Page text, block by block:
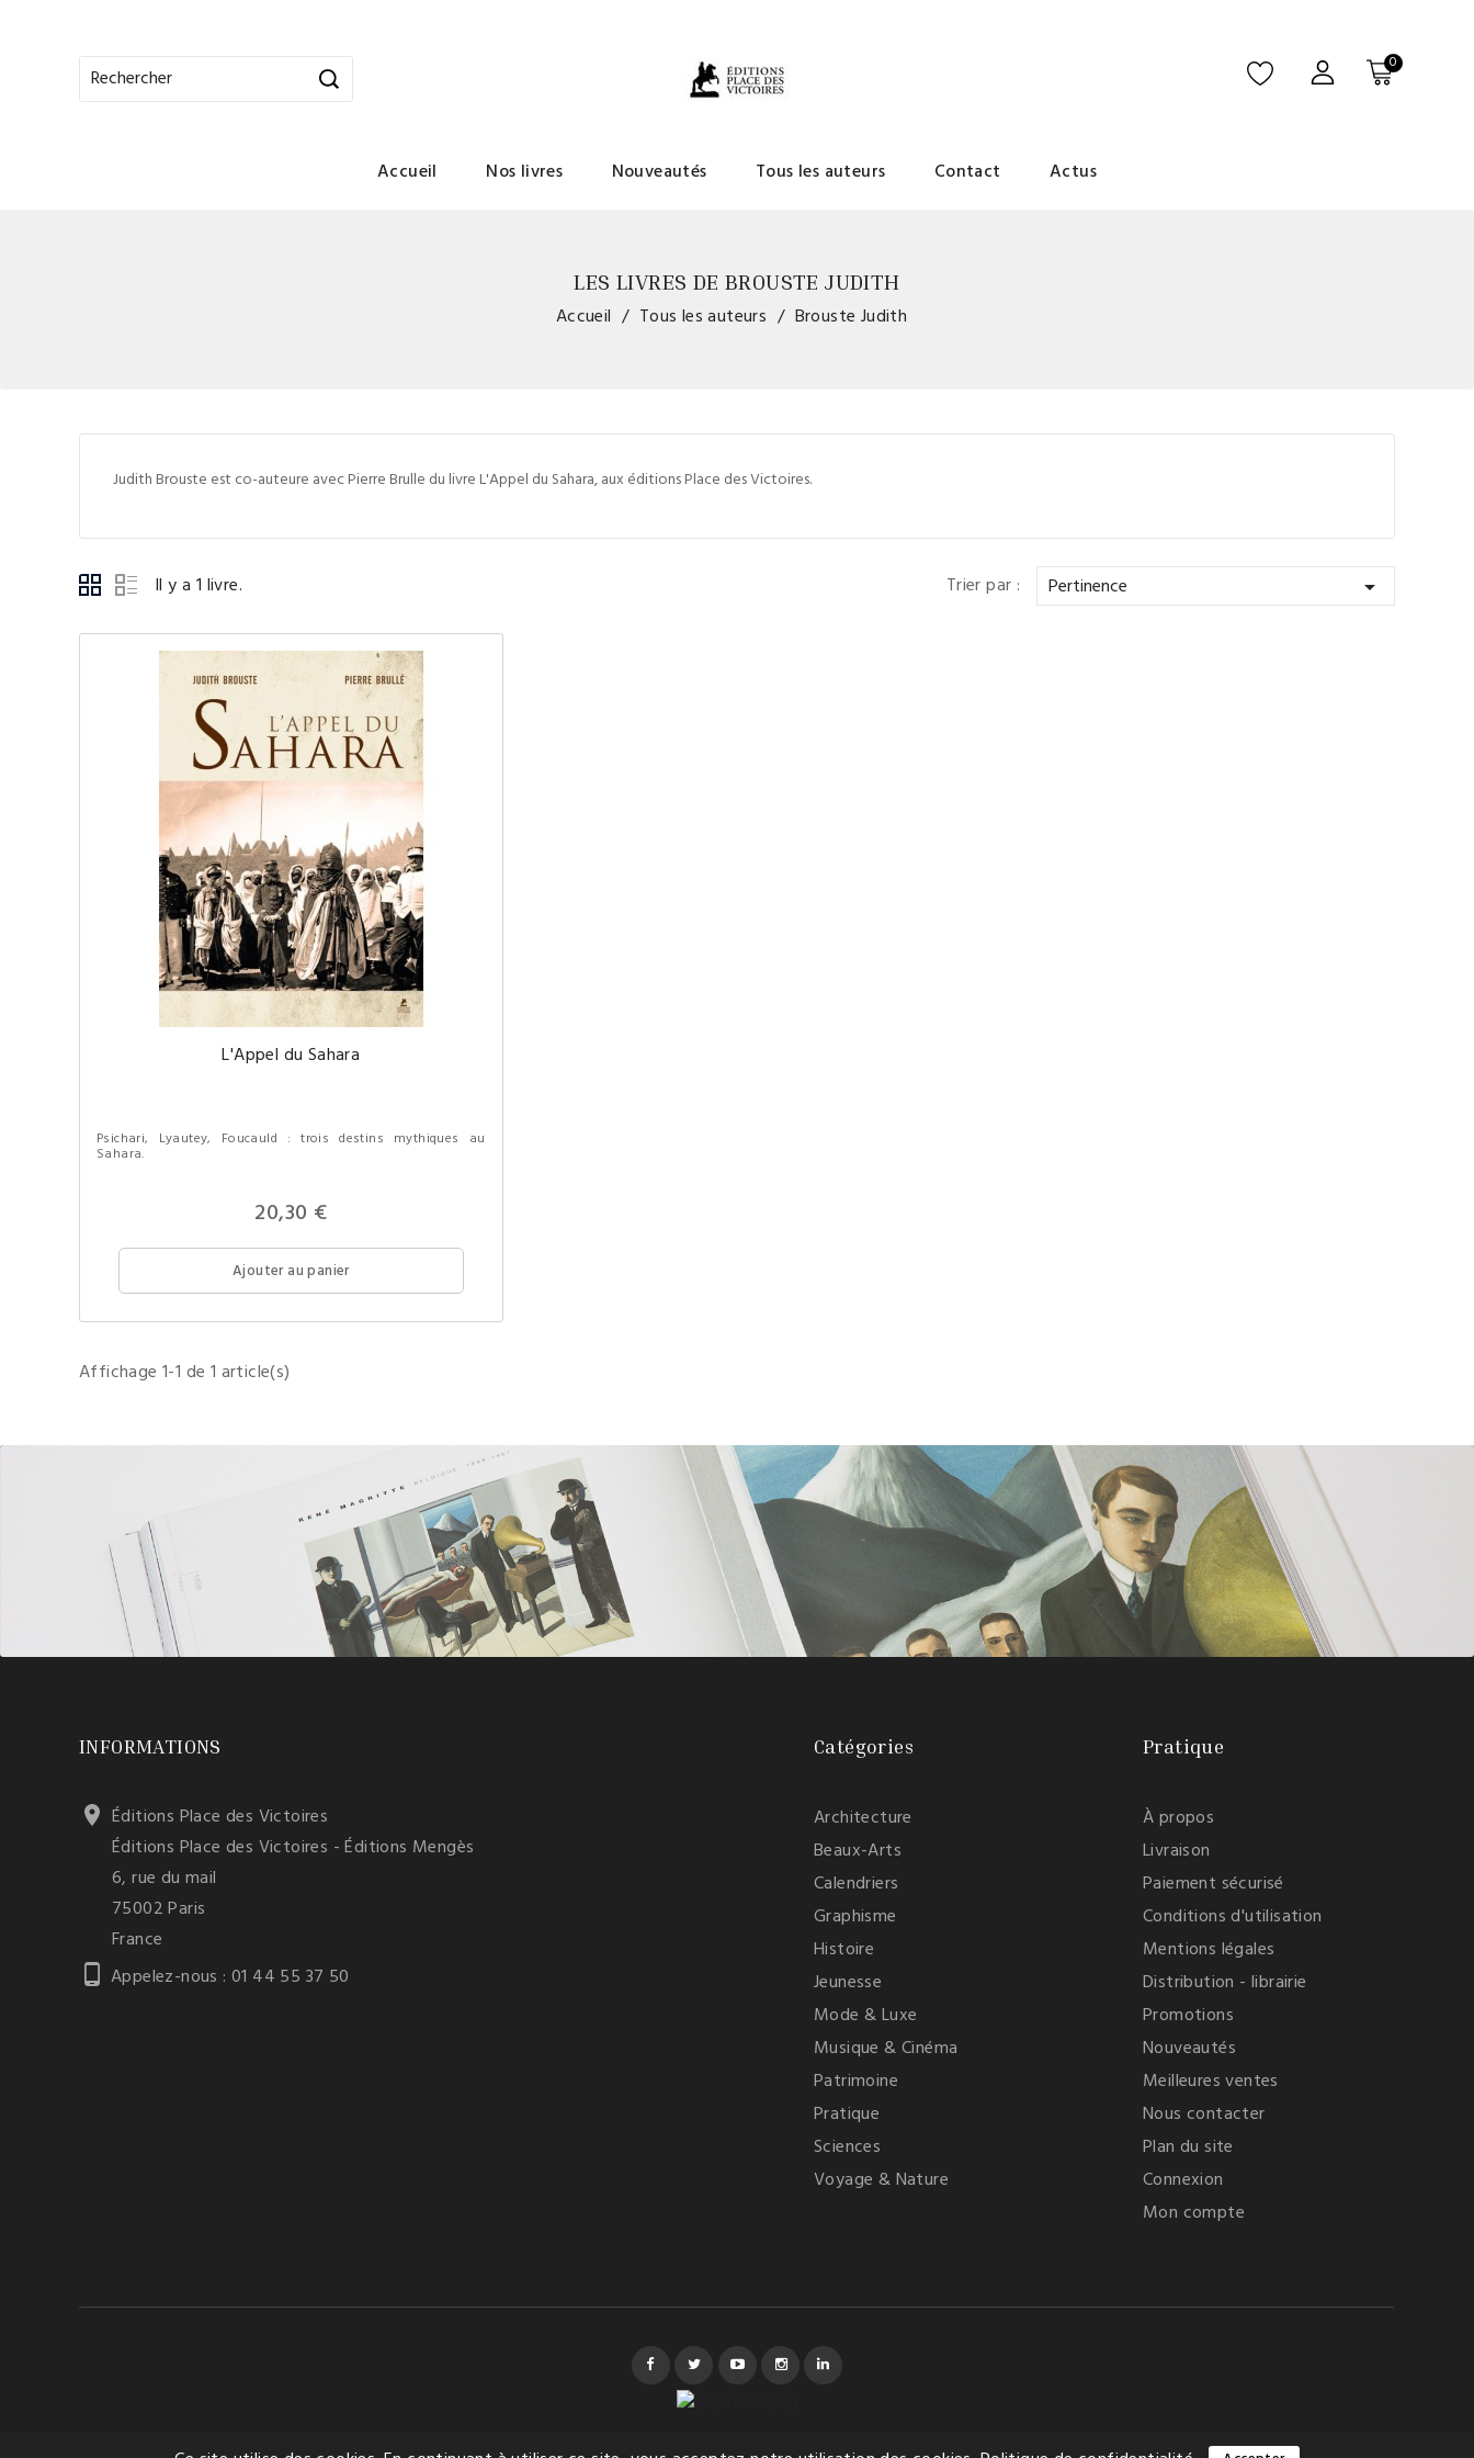
0
Accueil Nos livres Nouveautés Tous les auteurs Contact Actus
LES LIVRES DE BROUSTE JUDITH
Accueil Tous les auteurs Brouste Judith
Judith Brouste est co-auteure avec Pierre Brulle du livre L'Appel du Sahara, aux éditions Place des Victoires.
Il y a 1 livre. Trier par : Pertinence 
L'Appel du Sahara
Psichari, Lyautey, Foucauld : trois destins mythiques au
Sahara.
20,30 €
Ajouter au panier
Affichage 1-1 de 1 article(s)
INFORMATIONS
 Éditions Place des Victoires
Éditions Place des Victoires - Éditions Mengès
6, rue du mail
75002 Paris
France
 Appelez-nous :01 44 55 37 50
Catégories
Architecture
Beaux-Arts
Calendriers
Graphisme
Histoire
Jeunesse
Mode & Luxe
Musique & Cinéma
Patrimoine
Pratique
Sciences
Voyage & Nature
Pratique
À propos
Livraison
Paiement sécurisé
Conditions d'utilisation
Mentions légales
Distribution - librairie
Promotions
Nouveautés
Meilleures ventes
Nous contacter
Plan du site
Connexion
Mon compte
FacebookTwitterYouTubeInstagram